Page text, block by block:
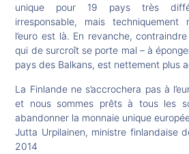
unique pour 19 pays très
irresponsable, mais techniquement
l’euro est là. En revanche,
qui de surcroît se porte mal – à
pays des Balkans, est nettement plus
La Finlande ne s’accrochera pas à
et nous sommes prêts à tous les
abandonner la monnaie unique
Jutta Urpilainen, ministre finlandaise
2014